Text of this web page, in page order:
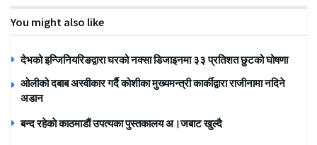
You might also like
देभको इन्जिनियरिङद्वारा घरको नक्सा डिजाइनमा ३३ प्रतिशत छुटको घोषणा
ओलीको दबाब अस्वीकार गर्दै कोशीका मुख्यमन्त्री कार्कीद्वारा राजीनामा नदिने
अडान
बन्द रहेकाे काठमाडाैं उपत्यका पुस्तकालय अ।जबाट खुल्दै